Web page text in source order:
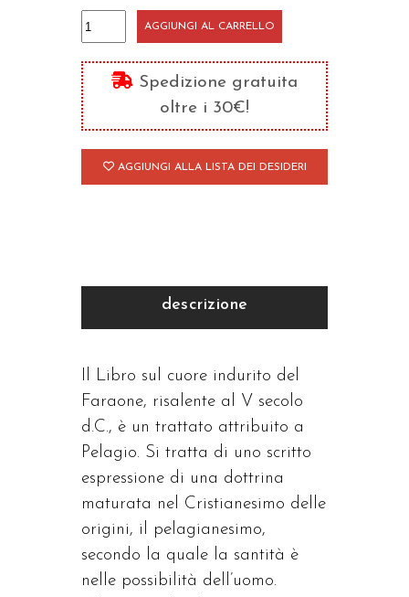
Il
cuore
indurito
del
Faraone
quantità
AGGIUNGI AL CARRELLO
Spedizione gratuita
oltre i 30€!
AGGIUNGI ALLA LISTA DEI DESIDERI
descrizione
Il Libro sul cuore indurito del
Faraone, risalente al V secolo
d.C., è un trattato attribuito a
Pelagio. Si tratta di uno scritto
espressione di una dottrina
maturata nel Cristianesimo delle
origini, il pelagianesimo,
secondo la quale la santità è
nelle possibilità dell’uomo.